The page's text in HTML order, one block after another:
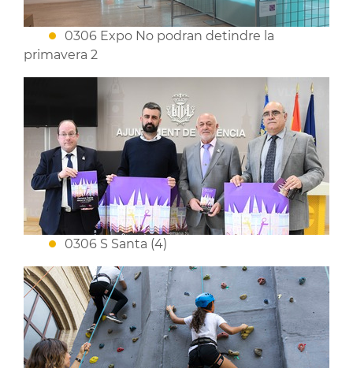
0306 Expo No podran detindre la
primavera 2
0306 S Santa (4)